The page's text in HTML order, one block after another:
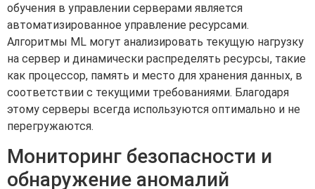
обучения в управлении серверами является
автоматизированное управление ресурсами.
Алгоритмы ML могут анализировать текущую нагрузку
на сервер и динамически распределять ресурсы, такие
как процессор, память и место для хранения данных, в
соответствии с текущими требованиями. Благодаря
этому серверы всегда используются оптимально и не
перегружаются.
Мониторинг безопасности и
обнаружение аномалий